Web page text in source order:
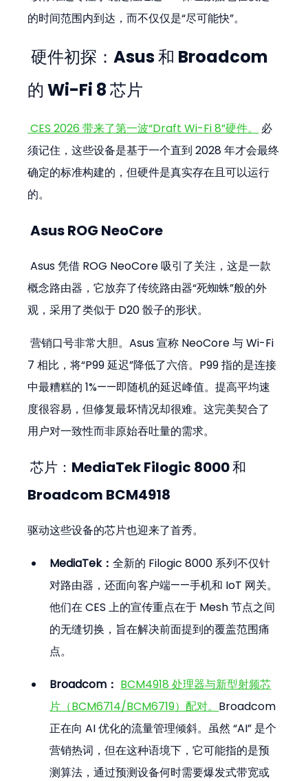
的时间范围内到达，而不仅仅是“尽可能快”。
硬件初探：Asus 和 Broadcom
的 Wi-Fi 8 芯片
CES 2026 带来了第一波“Draft Wi-Fi 8”硬件。
必
须记住，这些设备是基于一个直到 2028 年才会最终
确定的标准构建的，但硬件是真实存在且可以运行
的。
Asus ROG NeoCore
Asus 凭借 ROG NeoCore 吸引了关注，这是一款
概念路由器，它放弃了传统路由器“死蜘蛛”般的外
观，采用了类似于 D20 骰子的形状。
营销口号非常大胆。Asus 宣称 NeoCore 与 Wi-Fi
7 相比，将“P99 延迟”降低了六倍。P99 指的是连接
中最糟糕的 1%——即随机的延迟峰值。提高平均速
度很容易，但修复最坏情况却很难。这完美契合了
用户对一致性而非原始吞吐量的需求。
芯片：MediaTek Filogic 8000 和
Broadcom BCM4918
驱动这些设备的芯片也迎来了首秀。
MediaTek：全新的 Filogic 8000 系列不仅针
对路由器，还面向客户端——手机和 IoT 网关。
他们在 CES 上的宣传重点在于 Mesh 节点之间
的无缝切换，旨在解决前面提到的覆盖范围痛
点。
Broadcom： BCM4918 处理器与新型射频芯
片（BCM6714/BCM6719）配对。 Broadcom
正在向 AI 优化的流量管理倾斜。虽然 “AI” 是个
营销热词，但在这种语境下，它可能指的是预
测算法，通过预测设备何时需要爆发式带宽或